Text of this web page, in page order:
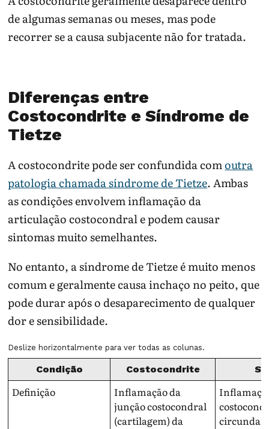
de algumas semanas ou meses, mas pode
recorrer se a causa subjacente não for tratada.
Diferenças entre
Costocondrite e Síndrome de
Tietze
A costocondrite pode ser confundida comoutra
patologia chamada síndrome de Tietze. Ambas
as condições envolvem inflamação da
articulação costocondral e podem causar
sintomas muito semelhantes.
No entanto, a síndrome de Tietze é muito menos
comum e geralmente causa inchaço no peito, que
pode durar após o desaparecimento de qualquer
dor e sensibilidade.
Deslize horizontalmente para ver todas as colunas.
Condição Costocondrite
Definição
Inflamação da
junção costocondral
(cartilagem) da